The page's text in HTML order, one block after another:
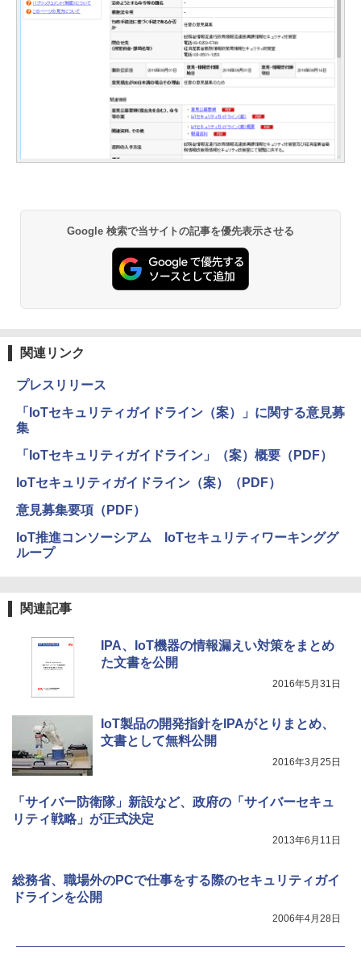
Google 検索で当サイトの記事を優先表示させる
関連リンク
プレスリリース
「IoTセキュリティガイドライン（案）」に関する意見募
集
「IoTセキュリティガイドライン」（案）概要（PDF）
IoTセキュリティガイドライン（案）（PDF）
意見募集要項（PDF）
IoT推進コンソーシアム IoTセキュリティワーキンググ
ループ
関連記事
IPA、IoT機器の情報漏えい対策をまとめ
た文書を公開
2016年5月31日
IoT製品の開発指針をIPAがとりまとめ、
文書として無料公開
2016年3月25日
「サイバー防衛隊」新設など、政府の「サイバーセキュ
リティ戦略」が正式決定
2013年6月11日
総務省、職場外のPCで仕事をする際のセキュリティガイ
ドラインを公開
2006年4月28日